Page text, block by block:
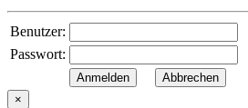
Benutzer:
Passwort:
×